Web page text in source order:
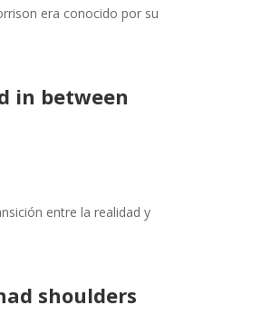
era conocido por su
in between
entre la realidad y
shoulders